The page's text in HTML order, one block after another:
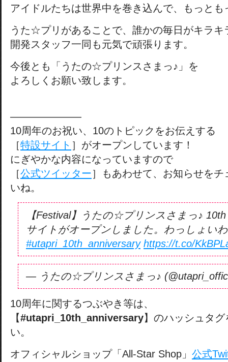
アイドルたちは世界中を巻き込んで、もっと
うた☆プリがあることで、誰かの毎日がキラキ
開発スタッフ一同も元気で頑張ります。
今後とも「うたの☆プリンスさまっ♪」を
よろしくお願い致します。
———————
10周年のお祝い、10のトピックをお伝えする
［特設サイト ］がオープンしています！
にぎやかな内容になっていますので
［公式ツイッター］もあわせて、お知らせを
いね。
【Festival】うたの☆プリンスさまっ♪
サイトがオープンしました。わっしょい
#utapri_10th_anniversary https://t.co/
— うたの☆プリンスさまっ♪
10周年に関するつぶやき等は、
【#utapri_10th_anniversary】のハッシュタ
い。
オフィシャルショップ「All-Star Shop」 公式